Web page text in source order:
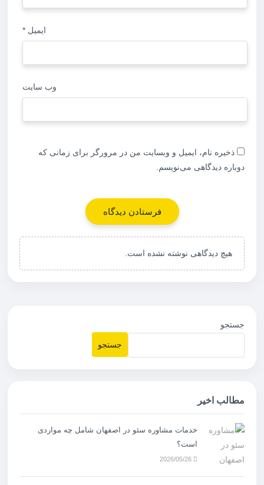
ایمیل *
وب‌ سایت
ذخیره نام، ایمیل و وبسایت من در مرورگر برای زمانی که
دوباره دیدگاهی می‌نویسم.
هیچ دیدگاهی نوشته نشده است.
جستجو
جستجو
مطالب اخیر
خدمات مشاوره سئو در اصفهان شامل چه مواردی
است؟